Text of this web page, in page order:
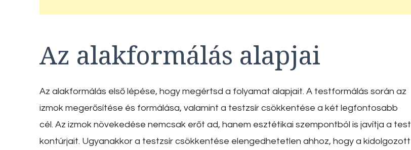
Az alakformálás alapjai
Az alakformálás első lépése, hogy megértsd a folyamat alapjait. A testformálás során az
izmok megerősítése és formálása, valamint a testzsír csökkentése a két legfontosabb
cél. Az izmok növekedése nemcsak erőt ad, hanem esztétikai szempontból is javítja a test
kontúrjait. Ugyanakkor a testzsír csökkentése elengedhetetlen ahhoz, hogy a kidolgozott